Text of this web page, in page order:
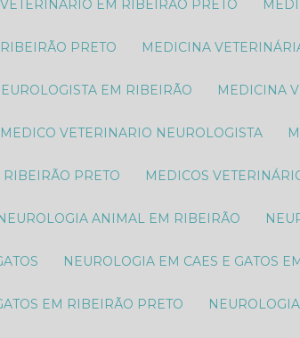
VETERINARIO EM RIBEIRÃO PRETO
PRETO MEDICINA
EM RIBEIRÃO MEDICINA
MEDICO VETERINARIO NEUROLOGISTA
RIBEIRÃO PRETO MEDICOS
NEUROLOGIA ANIMAL​ EM RIBEIRÃO
NEUROLOGIA EM CAES E GATOS
EM RIBEIRÃO PRETO